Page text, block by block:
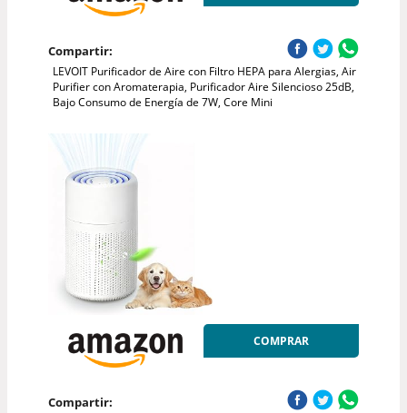
Compartir:
LEVOIT Purificador de Aire con Filtro HEPA para Alergias, Air
Purifier con Aromaterapia, Purificador Aire Silencioso 25dB,
Bajo Consumo de Energía de 7W, Core Mini
COMPRAR
Compartir: